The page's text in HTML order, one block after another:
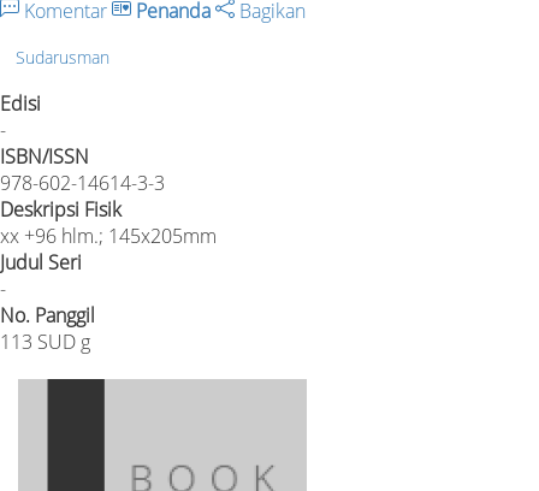
Komentar Penanda Bagikan
Sudarusman
Edisi
-
ISBN/ISSN
978-602-14614-3-3
Deskripsi Fisik
xx +96 hlm.; 145x205mm
Judul Seri
-
No. Panggil
113 SUD g